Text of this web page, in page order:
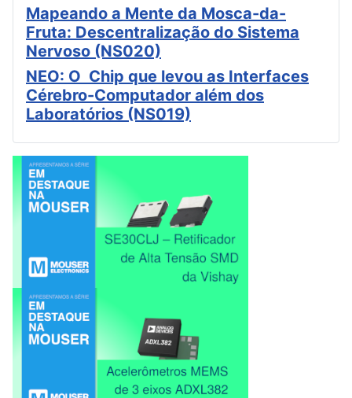
Mapeando a Mente da Mosca-da-
Fruta: Descentralização do Sistema
Nervoso (NS020)
NEO: O Chip que levou as Interfaces
Cérebro-Computador além dos
Laboratórios (NS019)